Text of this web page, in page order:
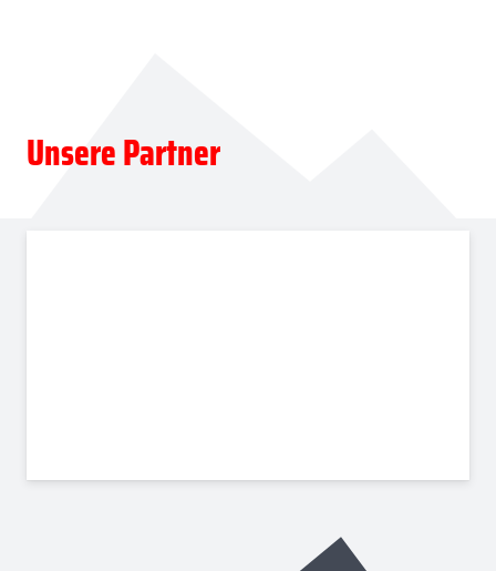
Unsere Partner